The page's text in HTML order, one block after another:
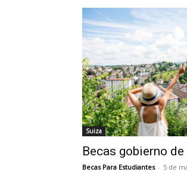
Suiza
Becas gobierno
Becas Para Estudiantes - 5 de